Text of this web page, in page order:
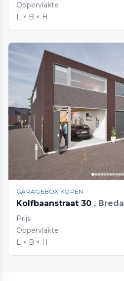
Oppervlakte
L × B × H
GARAGEBOX KOPEN
Kolfbaanstraat 30 , Breda
Prijs
Oppervlakte
L × B × H